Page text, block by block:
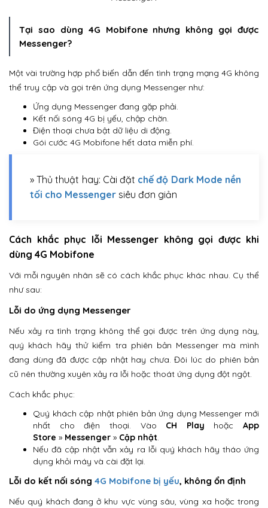
Tại sao dùng 4G Mobifone nhưng không gọi được
Messenger?
Một vài trường hợp phổ biến dẫn đến tình trạng mạng 4G không
thể truy cập và gọi trên ứng dụng Messenger như:
Ứng dụng Messenger đang gặp phải.
Kết nối sóng 4G bị yếu, chập chờn.
Điện thoại chưa bật dữ liệu di động.
Gói cước 4G Mobifone hết data miễn phí.
» Thủ thuật hay: Cài đặt chế độ Dark Mode nền
tối cho Messenger siêu đơn giản
Cách khắc phục lỗi Messenger không gọi được khi
dùng 4G Mobifone
Với mỗi nguyên nhân sẽ có cách khắc phục khác nhau. Cụ thể
như sau:
Lỗi do ứng dụng Messenger
Nếu xảy ra tình trạng không thể gọi được trên ứng dụng này,
quý khách hãy thử kiểm tra phiên bản Messenger mà mình
đang dùng đã được cập nhật hay chưa. Đôi lúc do phiên bản
cũ nên thường xuyên xảy ra lỗi hoặc thoát ứng dụng đột ngột.
Cách khắc phục:
Quý khách cập nhật phiên bản ứng dụng Messenger mới
nhất cho điện thoại. Vào CH Play hoặc App
Store » Messenger » Cập nhật.
Nếu đã cập nhật vẫn xảy ra lỗi quý khách hãy tháo ứng
dụng khỏi máy và cài đặt lại.
Lỗi do kết nối sóng 4G Mobifone bị yếu, không ổn định
Nếu quý khách đang ở khu vực vùng sâu, vùng xa hoặc trong